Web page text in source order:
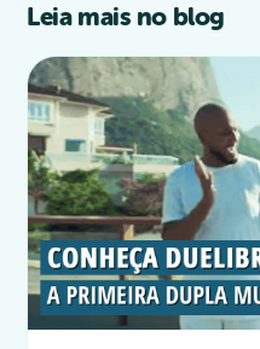
Leia mais no blog